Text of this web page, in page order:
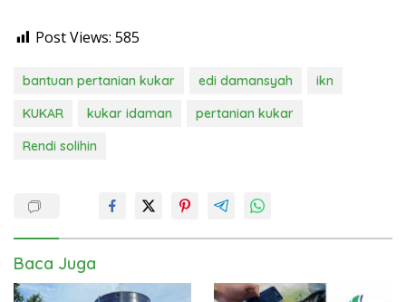
Post Views: 585
bantuan pertanian kukar edi damansyah
ikn
KUKAR
kukar idaman
pertanian kukar
Rendi solihin
Baca Juga